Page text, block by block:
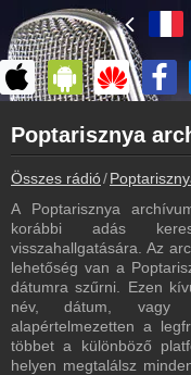
myonlineradio.hu
Poptarisznya
Vissza a Poptarisznya
Bejelentkezés
Hozz létre saját fiókot!
Most szól
Tudd meg mi szólt eddig
Műsorújság
Poptarisznya műsorai
Összes rádió
A Poptarisznya
korábbi adás
visszahallgatására. Az
lehetőség van a
dátumra szűrni. Ezen
név, dátum, vagy
alapértelmezetten a
többet a különböző
helyen megtalálsz